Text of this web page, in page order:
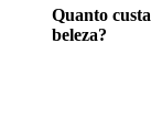
Quanto
beleza?